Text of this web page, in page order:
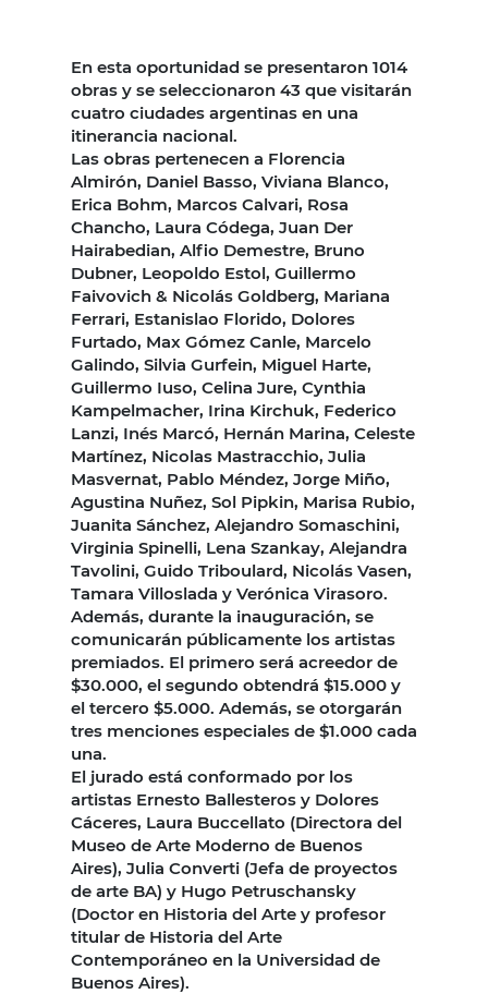
En esta oportunidad se presentaron 1014
obras y se seleccionaron 43 que visitarán
cuatro ciudades argentinas en una
itinerancia nacional.
Las obras pertenecen a Florencia
Almirón, Daniel Basso, Viviana Blanco,
Erica Bohm, Marcos Calvari, Rosa
Chancho, Laura Códega, Juan Der
Hairabedian, Alfio Demestre, Bruno
Dubner, Leopoldo Estol, Guillermo
Faivovich & Nicolás Goldberg, Mariana
Ferrari, Estanislao Florido, Dolores
Furtado, Max Gómez Canle, Marcelo
Galindo, Silvia Gurfein, Miguel Harte,
Guillermo Iuso, Celina Jure, Cynthia
Kampelmacher, Irina Kirchuk, Federico
Lanzi, Inés Marcó, Hernán Marina, Celeste
Martínez, Nicolas Mastracchio, Julia
Masvernat, Pablo Méndez, Jorge Miño,
Agustina Nuñez, Sol Pipkin, Marisa Rubio,
Juanita Sánchez, Alejandro Somaschini,
Virginia Spinelli, Lena Szankay, Alejandra
Tavolini, Guido Triboulard, Nicolás Vasen,
Tamara Villoslada y Verónica Virasoro.
Además, durante la inauguración, se
comunicarán públicamente los artistas
premiados. El primero será acreedor de
$30.000, el segundo obtendrá $15.000 y
el tercero $5.000. Además, se otorgarán
tres menciones especiales de $1.000 cada
una.
El jurado está conformado por los
artistas Ernesto Ballesteros y Dolores
Cáceres, Laura Buccellato (Directora del
Museo de Arte Moderno de Buenos
Aires), Julia Converti (Jefa de proyectos
de arte BA) y Hugo Petruschansky
(Doctor en Historia del Arte y profesor
titular de Historia del Arte
Contemporáneo en la Universidad de
Buenos Aires).